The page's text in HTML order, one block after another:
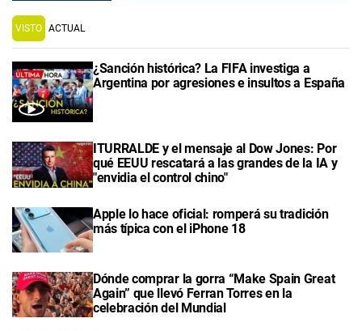
VISTO ACTUAL
¿Sanción histórica? La FIFA investiga a
Argentina por agresiones e insultos a España
ITURRALDE y el mensaje al Dow Jones: Por
qué EEUU rescatará a las grandes de la IA y
"envidia el control chino"
Apple lo hace oficial: romperá su tradición
más típica con el iPhone 18
Dónde comprar la gorra “Make Spain Great
Again” que llevó Ferran Torres en la
celebración del Mundial